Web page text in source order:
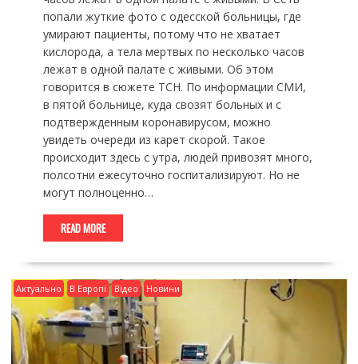
попали жуткие фото с одесской больницы, где
умирают пациенты, потому что не хватает
кислорода, а тела мертвых по несколько часов
лежат в одной палате с живыми. Об этом
говорится в сюжете ТСН. По информации СМИ,
в пятой больнице, куда свозят больных и с
подтвержденным коронавирусом, можно
увидеть очереди из карет скорой. Такое
происходит здесь с утра, людей привозят много,
полсотни ежесуточно госпитализируют. Но не
могут полноценно…
READ MORE
Актуально В Европі Відео Новини